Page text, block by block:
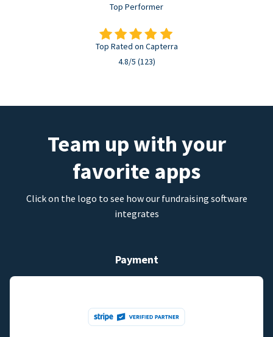
Top Performer
Top Rated on Capterra
4.8/5 (123)
Team up with your
favorite apps
Click on the logo to see how our fundraising software
integrates
Payment